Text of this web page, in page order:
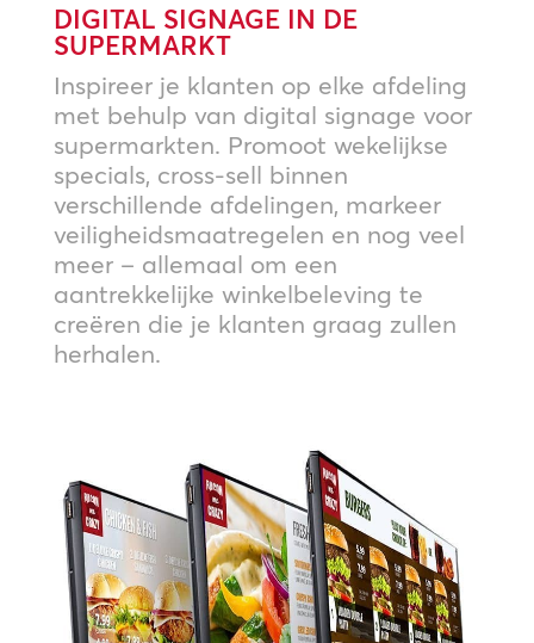
DIGITAL SIGNAGE IN DE
SUPERMARKT
Inspireer je klanten op elke afdeling
met behulp van digital signage voor
supermarkten. Promoot wekelijkse
specials, cross-sell binnen
verschillende afdelingen, markeer
veiligheidsmaatregelen en nog veel
meer – allemaal om een
aantrekkelijke winkelbeleving te
creëren die je klanten graag zullen
herhalen.